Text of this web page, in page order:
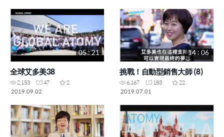
05 : 21
全球艾多美38
2,153 47
2
2019.09.02
14 : 06
挑戰！自動型銷售大師 (8)
6,167 183
22
2019.07.01